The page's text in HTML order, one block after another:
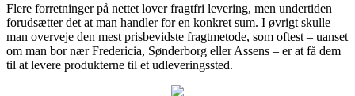
Flere forretninger på nettet lover fragtfri levering, men undertiden
forudsætter det at man handler for en konkret sum. I øvrigt skulle
man overveje den mest prisbevidste fragtmetode, som oftest – uanset
om man bor nær Fredericia, Sønderborg eller Assens – er at få dem
til at levere produkterne til et udleveringssted.